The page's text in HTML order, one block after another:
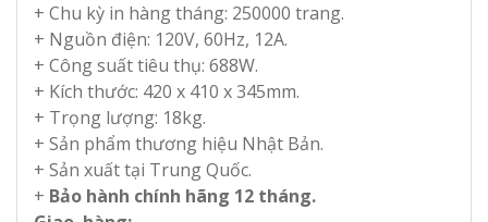
+ Chu kỳ in hàng tháng: 250000 trang.
+ Nguồn điện: 120V, 60Hz, 12A.
+ Công suất tiêu thụ: 688W.
+ Kích thước: 420 x 410 x 345mm.
+ Trọng lượng: 18kg.
+ Sản phẩm thương hiệu Nhật Bản.
+ Sản xuất tại Trung Quốc.
+ Bảo hành chính hãng 12 tháng.